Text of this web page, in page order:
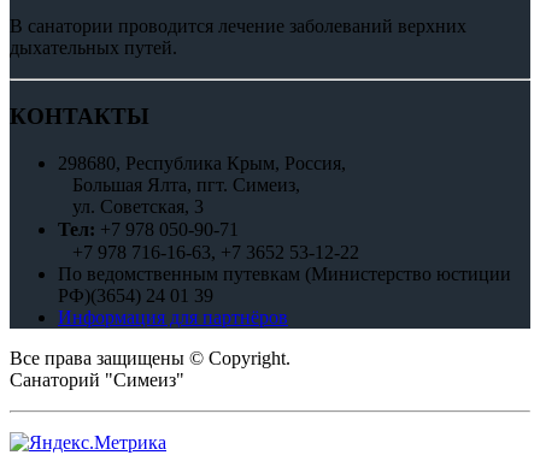
В санатории проводится лечение заболеваний верхних
дыхательных путей.
КОНТАКТЫ
298680, Республика Крым, Россия,
Большая Ялта, пгт. Симеиз,
ул. Советская, 3
Тел: +7 978 050-90-71
+7 978 716-16-63, +7 3652 53-12-22
По ведомственным путевкам (Министерство юстиции
РФ)(3654) 24 01 39
Информация для партнёров
Все права защищены © Copyright.
Санаторий "Симеиз"